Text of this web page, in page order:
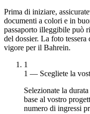
Prima di iniziare,
documenti a colori e in
passaporto illeggibile può
del dossier. La foto tessera
vigore per il Bahrein.
1
1 — Scegliete la
Selezionate la
base al vostro
numero di ingressi